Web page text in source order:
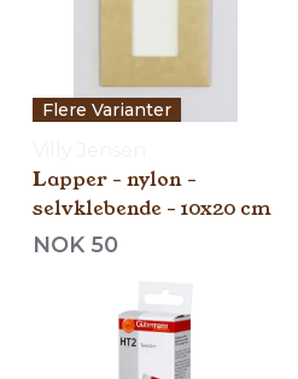
Flere Varianter
Lapper - nylon -
selvklebende - 10x20 cm
NOK 50